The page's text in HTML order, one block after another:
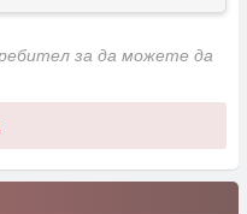
за да можете да